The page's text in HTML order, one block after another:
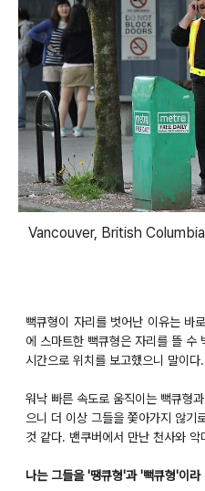
Vancouver, British
뻑큐형이 자리를 벗어난 이유는 바
에 스마트한 뻑큐형은 자리를 뜰 수
시간으로 위치를 보고했으니 말이다.
워낙 빠른 속도로 움직이는 뻑큐형
으니 더 이상 그들을 쫓아가지 않기
것 같다. 밴쿠버에서 만난 천사와
나는 그들을 '땡큐형'과 '뻑큐형'이라